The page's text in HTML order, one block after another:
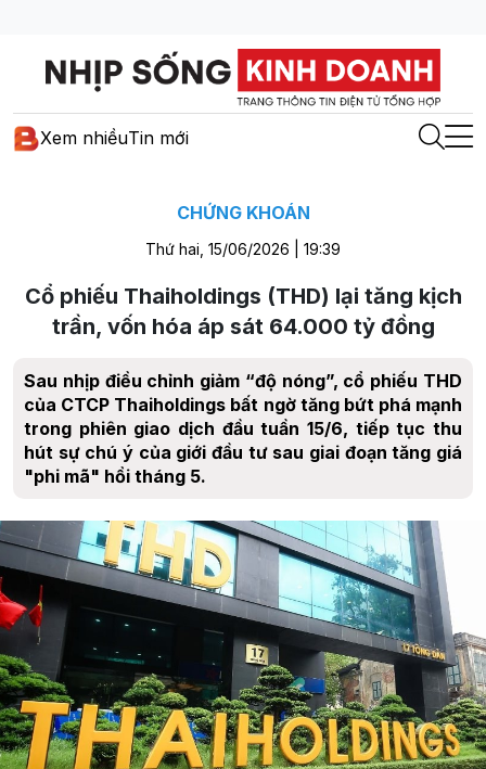
Xem nhiềuTin mới
CHỨNG KHOÁN
Thứ hai, 15/06/2026 | 19:39
Cổ phiếu Thaiholdings (THD) lại tăng kịch
trần, vốn hóa áp sát 64.000 tỷ đồng
Sau nhịp điều chỉnh giảm “độ nóng”, cổ phiếu THD
của CTCP Thaiholdings bất ngờ tăng bứt phá mạnh
trong phiên giao dịch đầu tuần 15/6, tiếp tục thu
hút sự chú ý của giới đầu tư sau giai đoạn tăng giá
"phi mã" hồi tháng 5.